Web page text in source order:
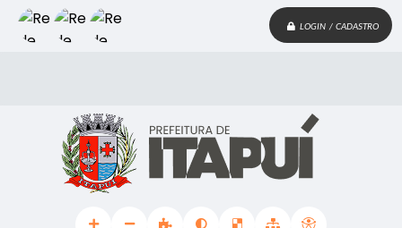
LOGIN / CADASTRO